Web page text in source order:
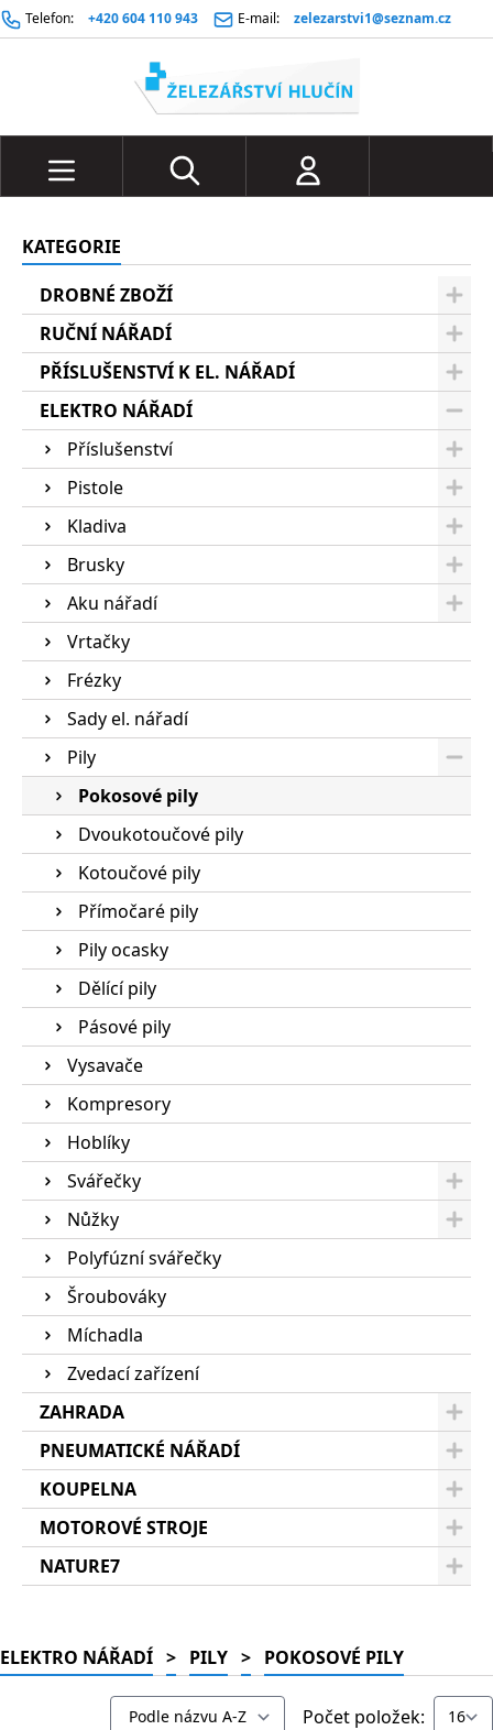
Telefon: +420 604 110 943 E-mail: zelezarstvi1@seznam.cz
KATEGORIE
DROBNÉ ZBOŽÍ
RUČNÍ NÁŘADÍ
PŘÍSLUŠENSTVÍ K EL. NÁŘADÍ
ELEKTRO NÁŘADÍ
Příslušenství
Pistole
Kladiva
Brusky
Aku nářadí
Vrtačky
Frézky
Sady el. nářadí
Pily
Pokosové pily
Dvoukotoučové pily
Kotoučové pily
Přímočaré pily
Pily ocasky
Dělící pily
Pásové pily
Vysavače
Kompresory
Hoblíky
Svářečky
Nůžky
Polyfúzní svářečky
Šroubováky
Míchadla
Zvedací zařízení
ZAHRADA
PNEUMATICKÉ NÁŘADÍ
KOUPELNA
MOTOROVÉ STROJE
NATURE7
ELEKTRO NÁŘADÍ > PILY > POKOSOVÉ PILY
Počet položek: